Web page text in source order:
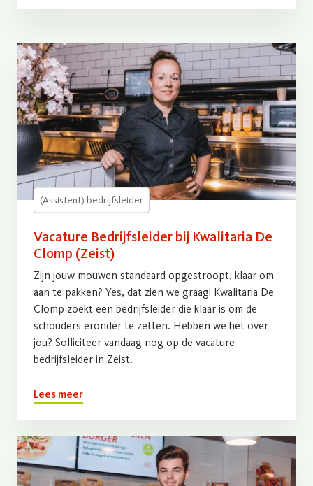
(Assistent) bedrijfsleider
Vacature Bedrijfsleider bij Kwalitaria De
Clomp (Zeist)
Zijn jouw mouwen standaard opgestroopt, klaar om
aan te pakken? Yes, dat zien we graag! Kwalitaria De
Clomp zoekt een bedrijfsleider die klaar is om de
schouders eronder te zetten. Hebben we het over
jou? Solliciteer vandaag nog op de vacature
bedrijfsleider in Zeist.
Lees meer